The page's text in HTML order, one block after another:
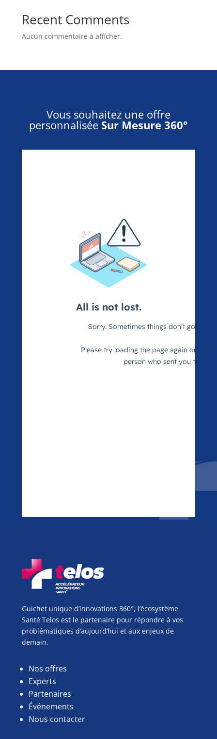
Recent Comments
Aucun commentaire à afficher.
Vous souhaitez une offre
personnalisée Sur Mesure 360°
Guichet unique d’innovations 360°, l’écosystème
Santé Telos est le partenaire pour répondre à vos
problématiques d’aujourd’hui et aux enjeux de
demain.
Nos offres
Experts
Partenaires
Événements
Nous contacter